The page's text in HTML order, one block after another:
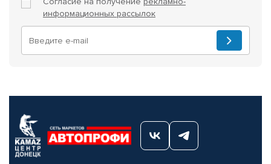
информационных рассылок